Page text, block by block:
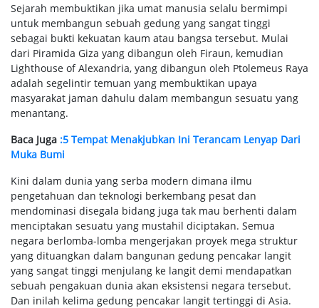
Sejarah membuktikan jika umat manusia selalu bermimpi
untuk membangun sebuah gedung yang sangat tinggi
sebagai bukti kekuatan kaum atau bangsa tersebut. Mulai
dari Piramida Giza yang dibangun oleh Firaun, kemudian
Lighthouse of Alexandria, yang dibangun oleh Ptolemeus Raya
adalah segelintir temuan yang membuktikan upaya
masyarakat jaman dahulu dalam membangun sesuatu yang
menantang.
Baca Juga :5 Tempat Menakjubkan Ini Terancam Lenyap Dari
Muka Bumi
Kini dalam dunia yang serba modern dimana ilmu
pengetahuan dan teknologi berkembang pesat dan
mendominasi disegala bidang juga tak mau berhenti dalam
menciptakan sesuatu yang mustahil diciptakan. Semua
negara berlomba-lomba mengerjakan proyek mega struktur
yang dituangkan dalam bangunan gedung pencakar langit
yang sangat tinggi menjulang ke langit demi mendapatkan
sebuah pengakuan dunia akan eksistensi negara tersebut.
Dan inilah kelima gedung pencakar langit tertinggi di Asia.